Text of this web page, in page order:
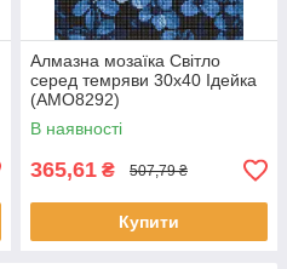
Алмазна мозаїка Світло
серед темряви 30х40 Ідейка
(AMO8292)
В наявності
365,61 ₴ 507,79 ₴
Купити